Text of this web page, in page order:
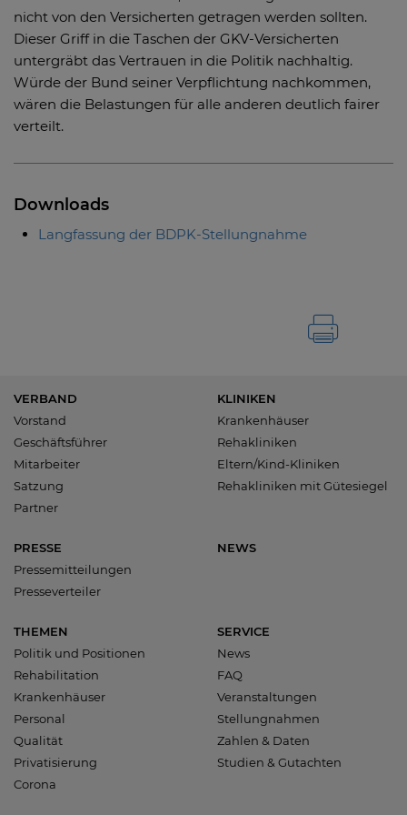
nicht von den Versicherten getragen werden sollten.
Dieser Griff in die Taschen der GKV-Versicherten
untergräbt das Vertrauen in die Politik nachhaltig.
Würde der Bund seiner Verpflichtung nachkommen,
wären die Belastungen für alle anderen deutlich fairer
verteilt.
Downloads
Langfassung der BDPK-Stellungnahme
VERBAND
Vorstand
Geschäftsführer
Mitarbeiter
Satzung
Partner
KLINIKEN
Krankenhäuser
Rehakliniken
Eltern/Kind-Kliniken
Rehakliniken mit Gütesiegel
PRESSE
Pressemitteilungen
Presseverteiler
NEWS
THEMEN
Politik und Positionen
Rehabilitation
Krankenhäuser
Personal
Qualität
Privatisierung
Corona
SERVICE
News
FAQ
Veranstaltungen
Stellungnahmen
Zahlen & Daten
Studien & Gutachten